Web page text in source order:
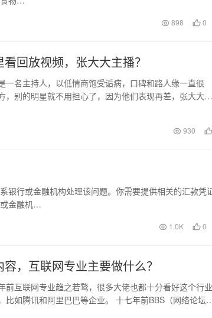
898 0
回放视频，张大大主播？
一名主持人，以低情商饱受诟病，口碑和路人缘一直很
，别的明星就不用担心了，因为他们表现再差，张大大也
930
银行或金融机构处理该问题。你需要提供相关的汇款凭
金融机…
1.0K 0
，互联网专业主要做什么？
前互联网专业趋之若鹜，很多大佬也都十分看好这个行业
比如腾讯和阿里巴巴等企业。 十七年前BBS（网络论坛